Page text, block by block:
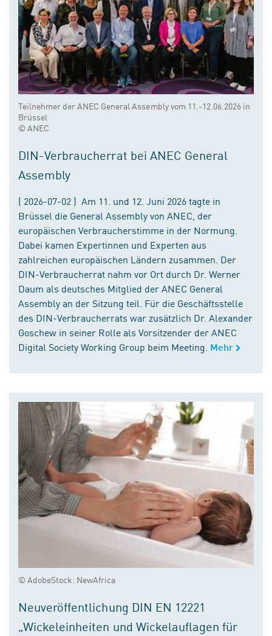
Teilnehmer der ANEC General Assembly vom 11.-12.06.2026 in
Brüssel
© ANEC
DIN-Verbraucherrat bei ANEC General
Assembly
( 2026-07-02 ) Am 11. und 12. Juni 2026 tagte in
Brüssel die General Assembly von ANEC, der
europäischen Verbraucherstimme in der Normung.
Dabei kamen Expertinnen und Experten aus
zahlreichen europäischen Ländern zusammen. Der
DIN-Verbraucherrat nahm vor Ort durch Dr. Werner
Daum als deutsches Mitglied der ANEC General
Assembly an der Sitzung teil. Für die Geschäftsstelle
des DIN-Verbraucherrats war zusätzlich Dr. Alexander
Goschew in seiner Rolle als Vorsitzender der ANEC
Digital Society Working Group beim Meeting. Mehr
© AdobeStock: NewAfrica
Neuveröffentlichung DIN EN 12221
„Wickeleinheiten und Wickelauflagen für